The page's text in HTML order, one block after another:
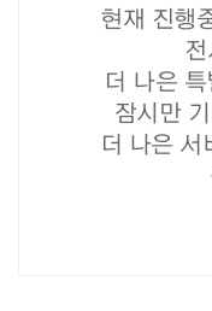
현재 진행
더 나은
잠시만
더 나은